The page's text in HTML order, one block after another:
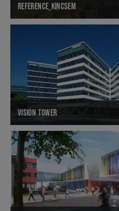
REFERENCE_KINCSEM
VISION TOWER